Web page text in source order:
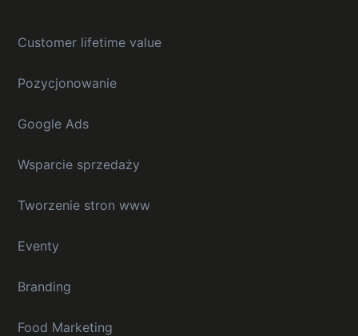
Customer lifetime value
Pozycjonowanie
Google Ads
Wsparcie sprzedaży
Tworzenie stron www
Eventy
Branding
Food Marketing